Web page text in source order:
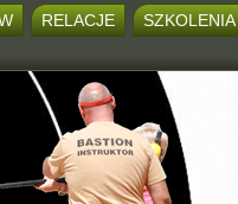
RELACJE SZKOLENIA